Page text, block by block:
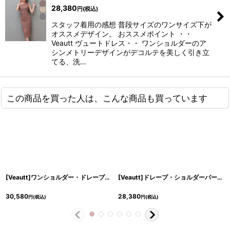
28,380 円 (税込)
スタッフ着用の感想 普段サイズのワンサイズ下が
オススメデザイン。 おススメポイント ・・
Veautt ヴュートドレス・・ ワンショルダーのア
シンメトリーデザインがデコルテを美しく引き立
てる、洗…
この商品を買った人は、こんな商品も買っています
[Veautt]ワンショルダー・ドレープ・リングポイント・サイドスリット・タイト・ミディアムドレス・ワンピース《送料＆代引き手数料無料》
30,580円(税込)
[Veautt]ドレープ・ショルダーパーツ・タック・タイト・ミディアムドレス《送料＆代引き手数料無料》
28,380円(税込)